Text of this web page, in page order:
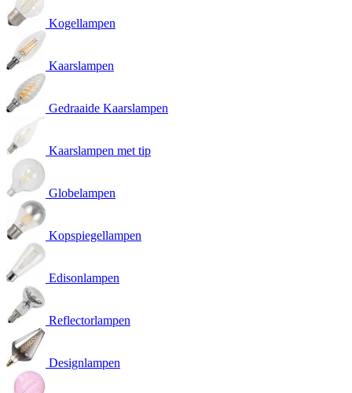
Kogellampen
Kaarslampen
Gedraaide Kaarslampen
Kaarslampen met tip
Globelampen
Kopspiegellampen
Edisonlampen
Reflectorlampen
Designlampen